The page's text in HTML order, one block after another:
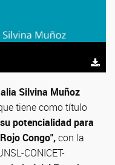
Silvina Muñoz
tiene como título
potencialidad para
Congo",con la
CONICET-